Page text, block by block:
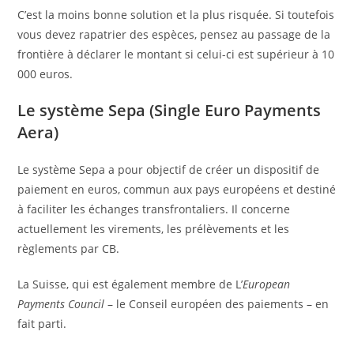
C’est la moins bonne solution et la plus risquée. Si toutefois
vous devez rapatrier des espèces, pensez au passage de la
frontière à déclarer le montant si celui-ci est supérieur à 10
000 euros.
Le système Sepa (Single Euro Payments
Aera)
Le système Sepa a pour objectif de créer un dispositif de
paiement en euros, commun aux pays européens et destiné
à faciliter les échanges transfrontaliers. Il concerne
actuellement les virements, les prélèvements et les
règlements par CB.
La Suisse, qui est également membre de L’European
Payments Council – le Conseil européen des paiements – en
fait parti.